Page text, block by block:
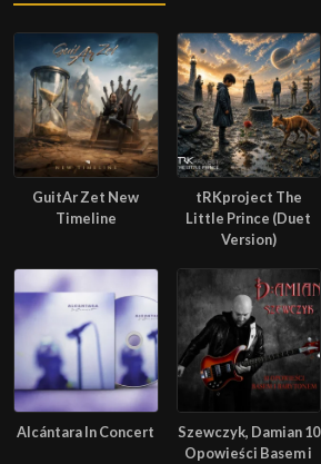
GuitAr Zet New
Timeline
tRKproject The
Little Prince (Duet
Version)
Alcántara In Concert
Szewczyk, Damian 10
Opowieści Basem i